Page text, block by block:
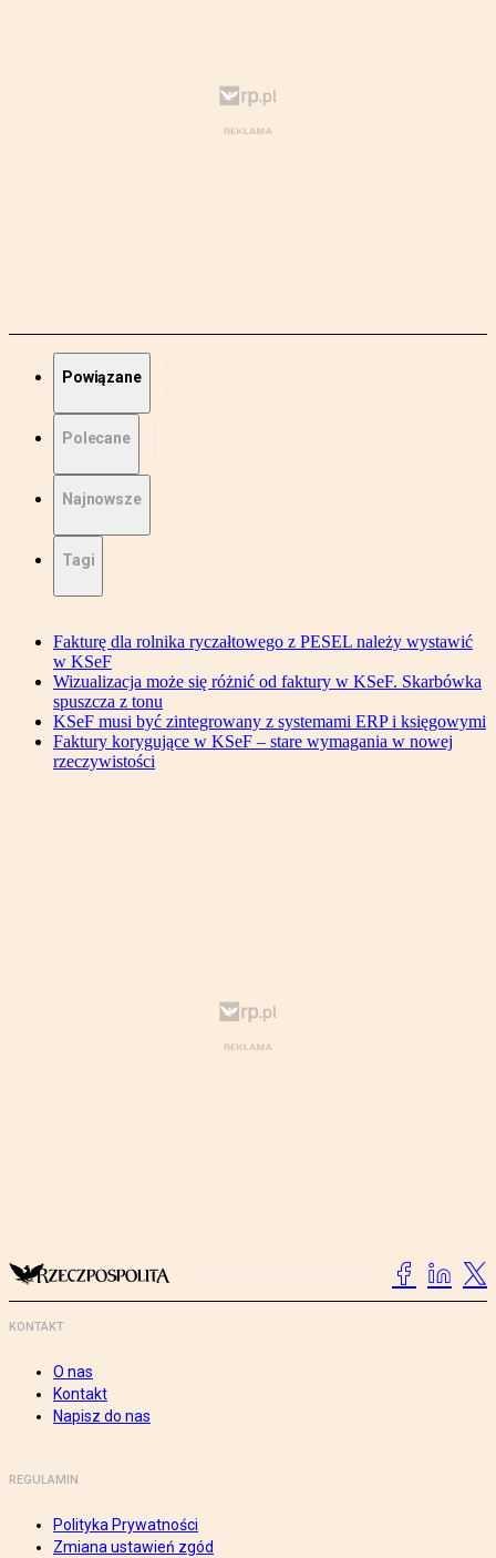
Powiązane
Polecane
Najnowsze
Tagi
Fakturę dla rolnika ryczałtowego z PESEL należy wystawić
w KSeF
Wizualizacja może się różnić od faktury w KSeF. Skarbówka
spuszcza z tonu
KSeF musi być zintegrowany z systemami ERP i księgowymi
Faktury korygujące w KSeF – stare wymagania w nowej
rzeczywistości
KONTAKT
O nas
Kontakt
Napisz do nas
REGULAMIN
Polityka Prywatności
Zmiana ustawień zgód